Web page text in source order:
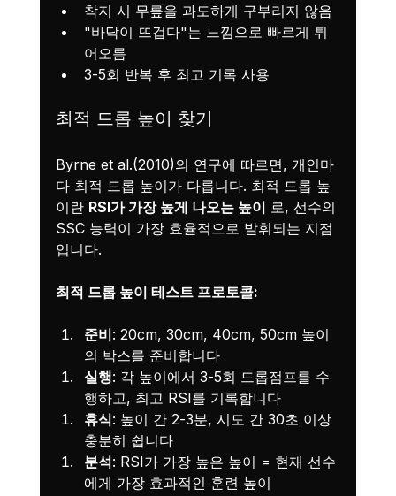
착지 시 무릎을 과도하게 구부리지 않음
"바닥이 뜨겁다"는 느낌으로 빠르게 튀
어오름
3-5회 반복 후 최고 기록 사용
최적 드롭 높이 찾기
Byrne et al.(2010)의 연구에 따르면, 개인마
다 최적 드롭 높이가 다릅니다. 최적 드롭 높
이란 RSI가 가장 높게 나오는 높이 로, 선수의
SSC 능력이 가장 효율적으로 발휘되는 지점
입니다.
최적 드롭 높이 테스트 프로토콜:
준비: 20cm, 30cm, 40cm, 50cm 높이
의 박스를 준비합니다
실행: 각 높이에서 3-5회 드롭점프를 수
행하고, 최고 RSI를 기록합니다
휴식: 높이 간 2-3분, 시도 간 30초 이상
충분히 쉽니다
분석: RSI가 가장 높은 높이 = 현재 선수
에게 가장 효과적인 훈련 높이